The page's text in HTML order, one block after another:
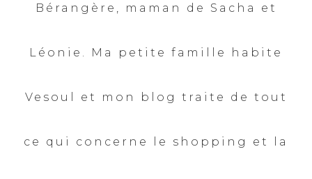
Bérangère, maman de Sacha et
Léonie. Ma petite famille habite
Vesoul et mon blog traite de tout
ce qui concerne le shopping et la